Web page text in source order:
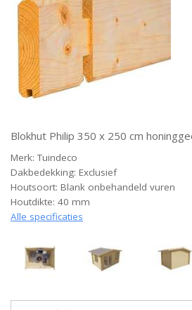
Blokhut Philip 350 x 250 cm
Merk: Tuindeco
Dakbedekking: Exclusief
Houtsoort: Blank onbehandeld vuren
Houtdikte: 40 mm
Alle specificaties